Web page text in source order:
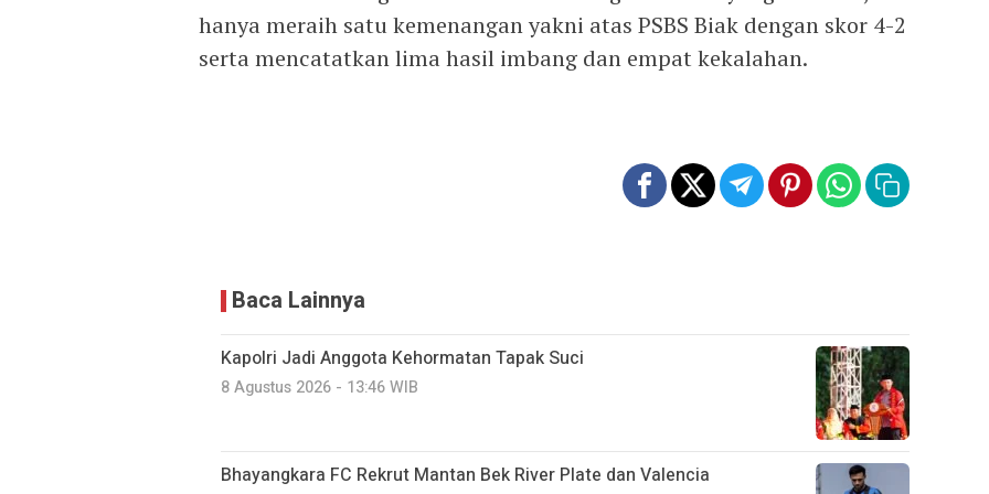
hanya meraih satu kemenangan yakni atas PSBS Biak dengan skor 4-2
serta mencatatkan lima hasil imbang dan empat kekalahan.
Baca Lainnya
Kapolri Jadi Anggota Kehormatan Tapak Suci
8 Agustus 2026 - 13:46 WIB
Bhayangkara FC Rekrut Mantan Bek River Plate dan Valencia